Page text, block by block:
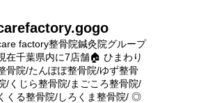
factory整骨院鍼灸院グループ
在千葉県内に7店舗🏠 ひまわり
骨院/たんぽぽ整骨院/ゆず整骨
/くじら整骨院/まごころ整骨院/
くる整骨院/しろくま整骨院/ ◎